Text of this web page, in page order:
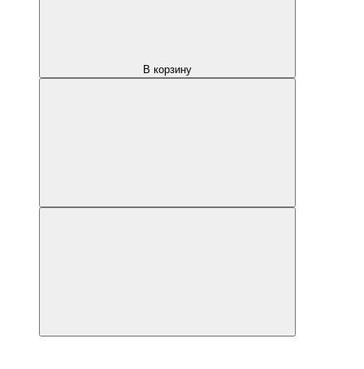
В корзину